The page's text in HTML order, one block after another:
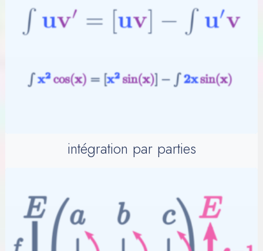
intégration par parties